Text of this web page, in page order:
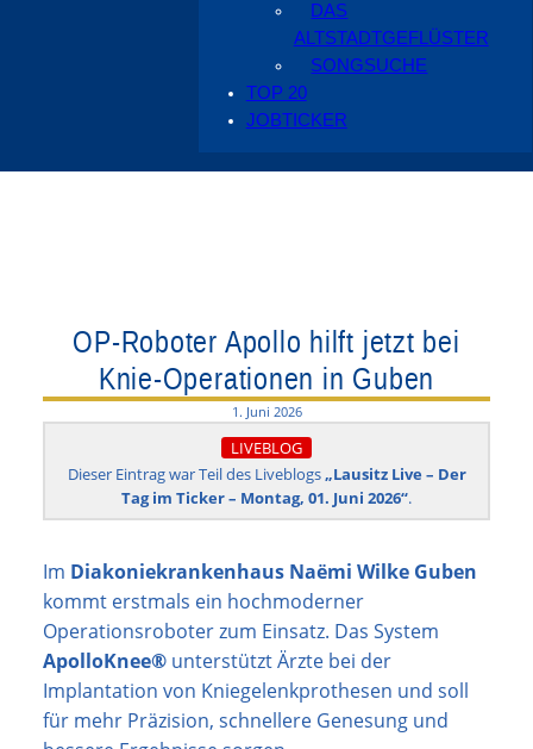
DAS
ALTSTADTGEFLÜSTER
SONGSUCHE
TOP 20
JOBTICKER
OP-Roboter Apollo hilft jetzt bei
Knie-Operationen in Guben
1. Juni 2026
LIVEBLOG
Dieser Eintrag war Teil des Liveblogs„Lausitz Live – Der
Tag im Ticker – Montag, 01. Juni 2026“.
Im Diakoniekrankenhaus Naëmi Wilke Guben
kommt erstmals ein hochmoderner
Operationsroboter zum Einsatz. Das System
ApolloKnee® unterstützt Ärzte bei der
Implantation von Kniegelenkprothesen und soll
für mehr Präzision, schnellere Genesung und